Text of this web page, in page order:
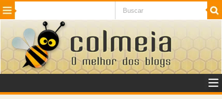
Beleza Cinema e TV
Internet Jogos NotÃ­cias SaÃºde
VeÃ­culos Adulto